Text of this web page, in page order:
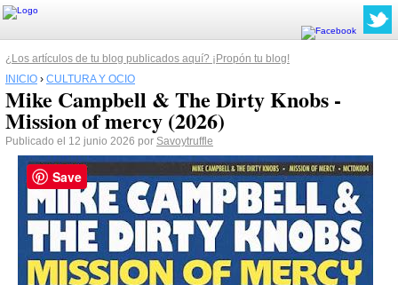
¿Los artículos de tu blog publicados aquí? ¡Propón tu blog!
INICIO › CULTURA Y OCIO
Mike Campbell & The Dirty Knobs -
Mission of mercy (2026)
Publicado el 12 junio 2026 por Savoytruffle
Save